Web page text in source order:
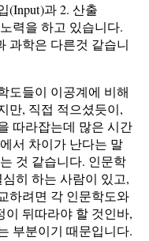
(Input)과 2. 산출
력을 하고 있습니다.
과학은 다른것 같습니
도들이 이공계에 비해
만, 직접 적으셨듯이,
따라잡는데 많은 시간
서 차이가 난다는 말
것 같습니다. 인문학
히 하는 사람이 있고,
하려면 각 인문학도와
뒤따라야 할 것인바,
부분이기 때문입니다.